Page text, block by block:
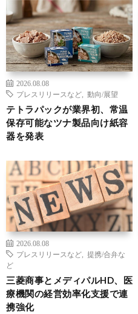
2026.08.08
プレスリリースなど
動向/展望
テトラパックが業界初、常温
保存可能なツナ製品向け紙容
器を発表
2026.08.08
プレスリリースなど
提携/合弁な
ど
三菱商事とメディパルHD、医
療機関の経営効率化支援で連
携強化